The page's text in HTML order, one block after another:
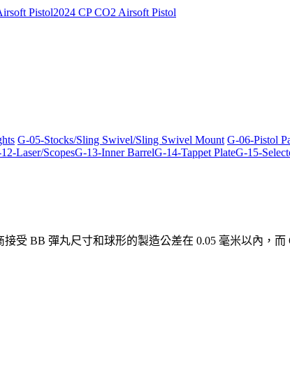
Pistol2024 CP CO2 Airsoft Pistol
G-05-Stocks/Sling Swivel/Sling Swivel Mount G-06-Pistol
Laser/ScopesG-13-Inner BarrelG-14-Tappet PlateG-15-
受 BB 彈丸尺寸和球形的製造公差在 0.05 毫米以內，而